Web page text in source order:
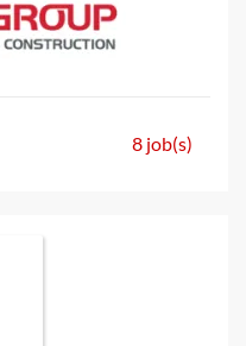
8 job(s)